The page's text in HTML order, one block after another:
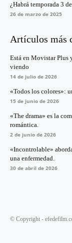
¿Habrá temporada 3
26 de marzo de 2025
Artículos más
Está en Movistar Plus
viendo
14 de julio de 2026
«Todos los colores»:
15 de junio de 2026
«The drama» es la
romántica.
2 de junio de 2026
«Incontrolable»
una enfermedad.
30 de abril de 2026
© Copyright -